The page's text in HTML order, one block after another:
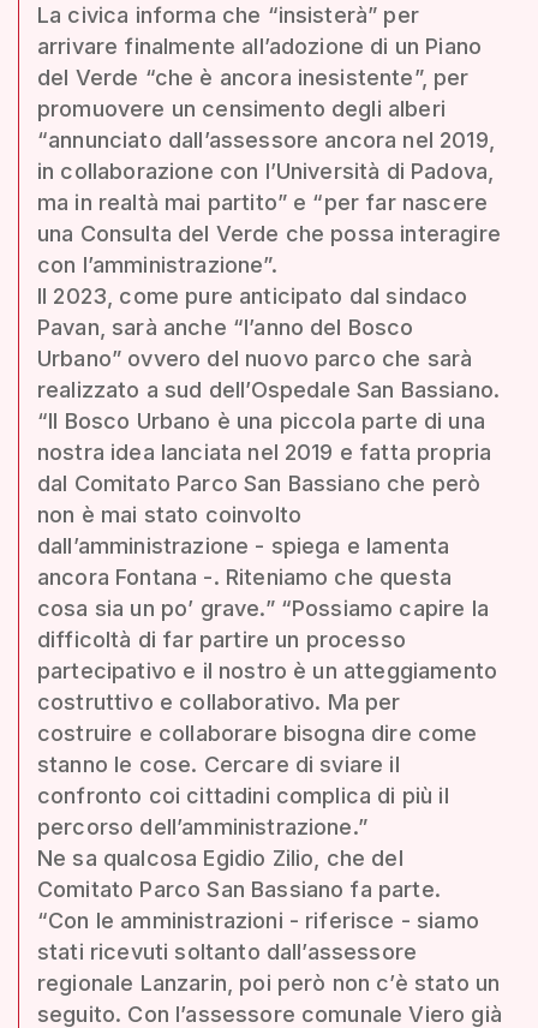
La civica informa che “insisterà” per
arrivare finalmente all’adozione di un Piano
del Verde “che è ancora inesistente”, per
promuovere un censimento degli alberi
“annunciato dall’assessore ancora nel 2019,
in collaborazione con l’Università di Padova,
ma in realtà mai partito” e “per far nascere
una Consulta del Verde che possa interagire
con l’amministrazione”.
Il 2023, come pure anticipato dal sindaco
Pavan, sarà anche “l’anno del Bosco
Urbano” ovvero del nuovo parco che sarà
realizzato a sud dell’Ospedale San Bassiano.
“Il Bosco Urbano è una piccola parte di una
nostra idea lanciata nel 2019 e fatta propria
dal Comitato Parco San Bassiano che però
non è mai stato coinvolto
dall’amministrazione - spiega e lamenta
ancora Fontana -. Riteniamo che questa
cosa sia un po’ grave.” “Possiamo capire la
difficoltà di far partire un processo
partecipativo e il nostro è un atteggiamento
costruttivo e collaborativo. Ma per
costruire e collaborare bisogna dire come
stanno le cose. Cercare di sviare il
confronto coi cittadini complica di più il
percorso dell’amministrazione.”
Ne sa qualcosa Egidio Zilio, che del
Comitato Parco San Bassiano fa parte.
“Con le amministrazioni - riferisce - siamo
stati ricevuti soltanto dall’assessore
regionale Lanzarin, poi però non c’è stato un
seguito. Con l’assessore comunale Viero già